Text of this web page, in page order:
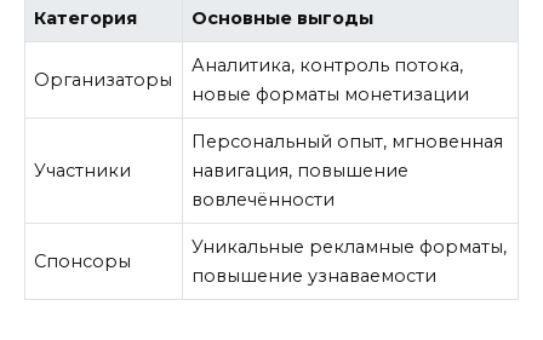
Категория Основные выгоды
Организаторы
Аналитика, контроль потока,
новые форматы монетизации
Участники
Персональный опыт, мгновенная
навигация, повышение
вовлечённости
Спонсоры
Уникальные рекламные форматы,
повышение узнаваемости